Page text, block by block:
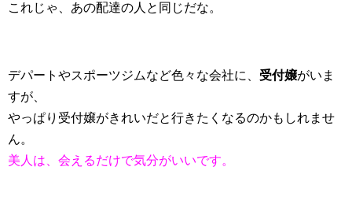
これじゃ、あの配達の人と同じだな。
デパートやスポーツジムなど色々な会社に、 受付嬢がいま
すが、
やっぱり受付嬢がきれいだと行きたくなるのかもしれませ
ん。
美人は、会えるだけで気分がいいです。